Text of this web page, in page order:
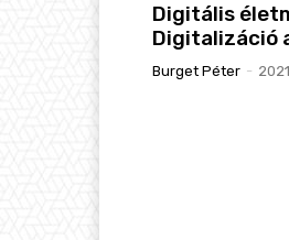
Digitális
Digitalizáció
Burget Péter -